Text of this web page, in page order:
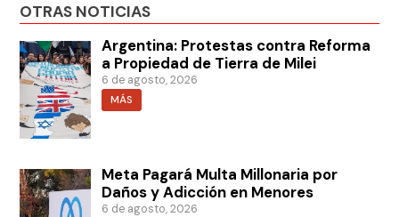
OTRAS NOTICIAS
Argentina: Protestas contra Reforma
a Propiedad de Tierra de Milei
6 de agosto, 2026
MÁS
Meta Pagará Multa Millonaria por
Daños y Adicción en Menores
6 de agosto, 2026